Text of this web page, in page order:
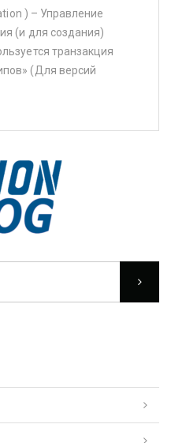
) – Управление
(и для создания)
транзакция
(Для версий